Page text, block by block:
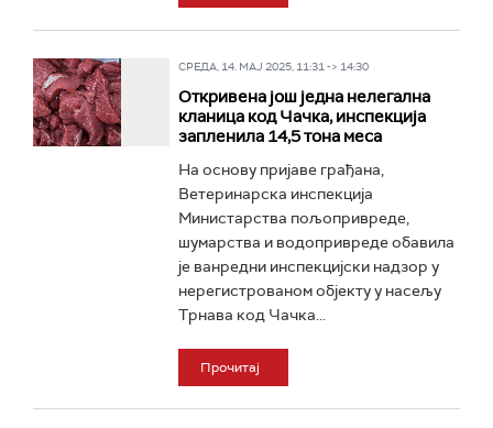
СРЕДА, 14. МАЈ 2025, 11:31 -> 14:30
Откривена још једна нелегална
кланица код Чачка, инспекција
запленила 14,5 тона меса
На основу пријаве грађана,
Ветеринарска инспекција
Министарства пољопривреде,
шумарства и водопривреде обавила
је ванредни инспекцијски надзор у
нерегистрованом објекту у насељу
Трнава код Чачка...
Прочитај